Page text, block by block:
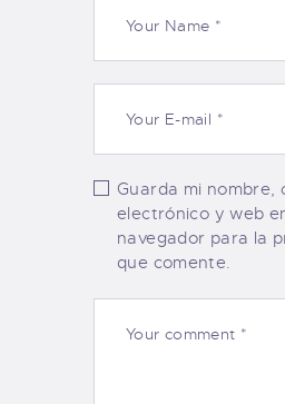
Guarda mi nombre,
electrónico y web
navegador para la
que comente.